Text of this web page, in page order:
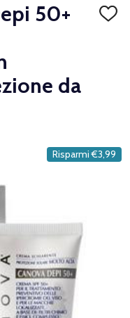
50+
da
Risparmi €3,99